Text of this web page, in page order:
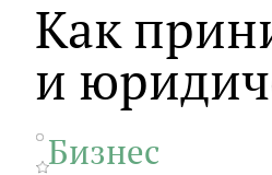
Как
и
Бизнес